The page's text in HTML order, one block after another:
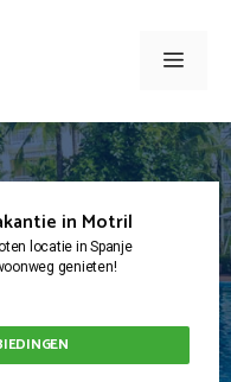
Menu
in Motril
locatie in Spanje
genieten!